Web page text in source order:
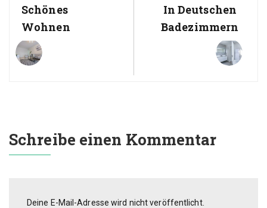
Schönes
Wohnen
In Deutschen
Badezimmern
Schreibe einen Kommentar
Deine E-Mail-Adresse wird nicht veröffentlicht.